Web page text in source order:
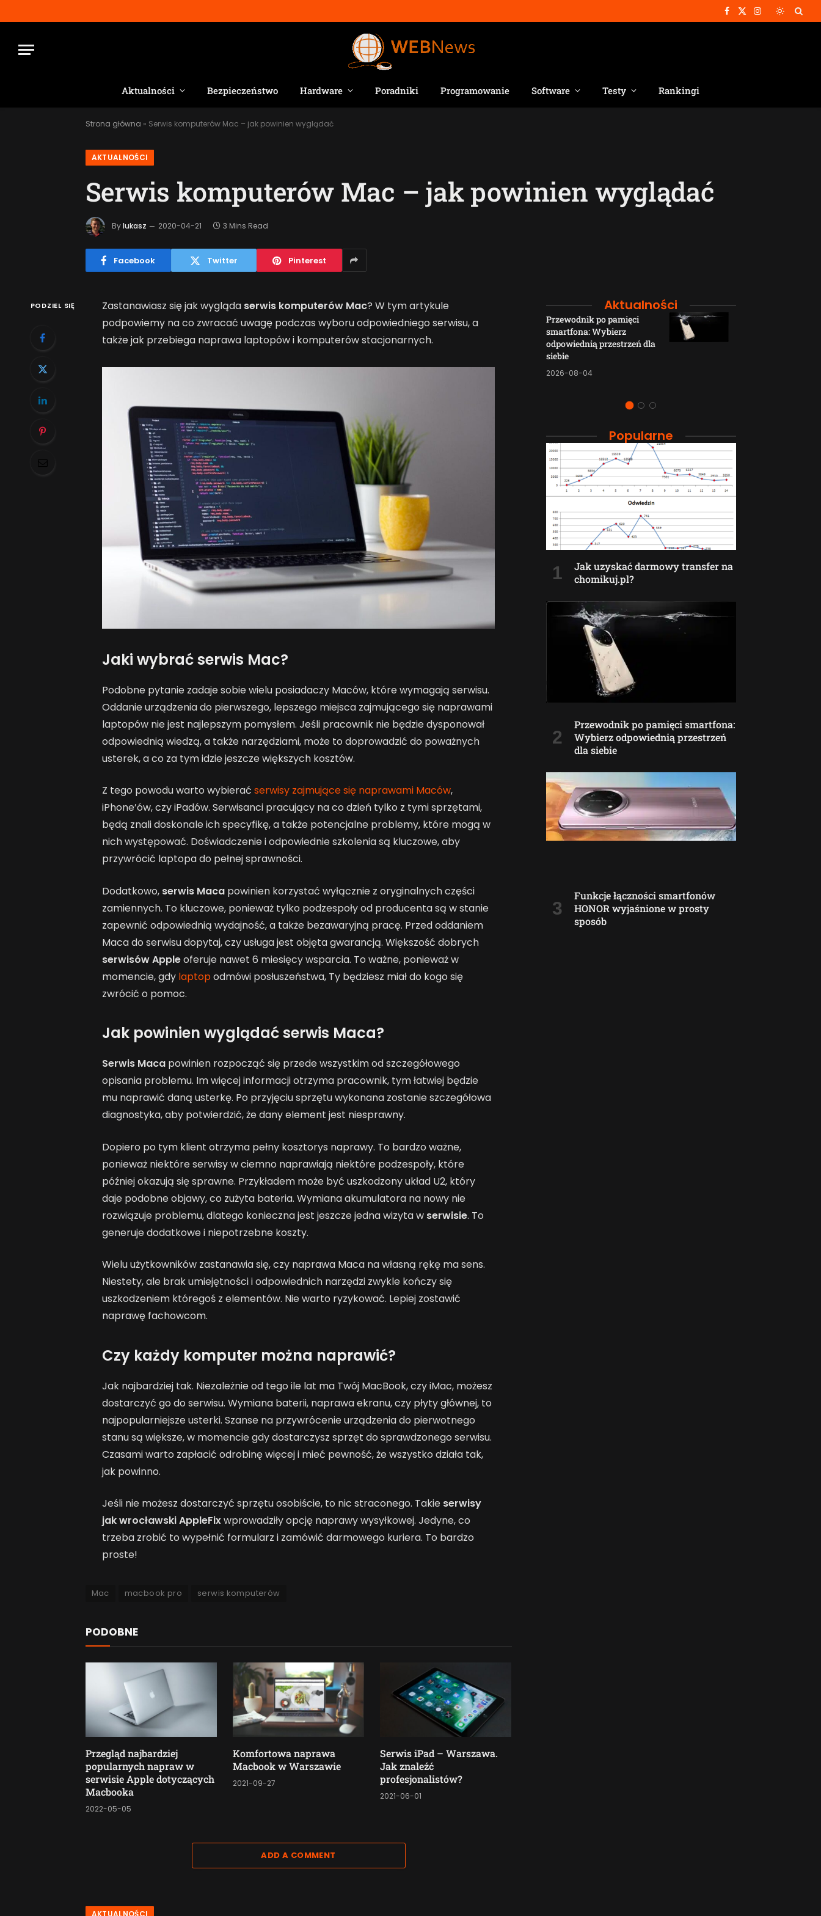
Facebook
X
Instagram
Aktualności Bezpieczeństwo Hardware Poradniki Programowanie Software Testy Rankingi
Strona główna » Serwis komputerów Mac – jak powinien wyglądać
AKTUALNOŚCI
Serwis komputerów Mac – jak powinien wyglądać
By lukasz 2020-04-21 3 Mins Read
Facebook Twitter Pinterest
PODZIEL SIĘ Zastanawiasz się jak wygląda serwis komputerów Mac? W tym artykule
podpowiemy na co zwracać uwagę podczas wyboru odpowiedniego serwisu, a
także jak przebiega naprawa laptopów i komputerów stacjonarnych.
Jaki wybrać serwis Mac?
Podobne pytanie zadaje sobie wielu posiadaczy Maców, które wymagają serwisu.
Oddanie urządzenia do pierwszego, lepszego miejsca zajmującego się naprawami
laptopów nie jest najlepszym pomysłem. Jeśli pracownik nie będzie dysponował
odpowiednią wiedzą, a także narzędziami, może to doprowadzić do poważnych
usterek, a co za tym idzie jeszcze większych kosztów.
Z tego powodu warto wybierać serwisy zajmujące się naprawami Maców,
iPhone’ów, czy iPadów. Serwisanci pracujący na co dzień tylko z tymi sprzętami,
będą znali doskonale ich specyfikę, a także potencjalne problemy, które mogą w
nich występować. Doświadczenie i odpowiednie szkolenia są kluczowe, aby
przywrócić laptopa do pełnej sprawności.
Dodatkowo, serwis Macapowinien korzystać wyłącznie z oryginalnych części
zamiennych. To kluczowe, ponieważ tylko podzespoły od producenta są w stanie
zapewnić odpowiednią wydajność, a także bezawaryjną pracę. Przed oddaniem
Maca do serwisu dopytaj, czy usługa jest objęta gwarancją. Większość dobrych
serwisów Appleoferuje nawet 6 miesięcy wsparcia. To ważne, ponieważ w
momencie, gdy laptopodmówi posłuszeństwa, Ty będziesz miał do kogo się
zwrócić o pomoc.
Jak powinien wyglądać serwis Maca?
Serwis Maca powinien rozpocząć się przede wszystkim od szczegółowego
opisania problemu. Im więcej informacji otrzyma pracownik, tym łatwiej będzie
mu naprawić daną usterkę. Po przyjęciu sprzętu wykonana zostanie szczegółowa
diagnostyka, aby potwierdzić, że dany element jest niesprawny.
Dopiero po tym klient otrzyma pełny kosztorys naprawy. To bardzo ważne,
ponieważ niektóre serwisy w ciemno naprawiają niektóre podzespoły, które
później okazują się sprawne. Przykładem może być uszkodzony układ U2, który
daje podobne objawy, co zużyta bateria. Wymiana akumulatora na nowy nie
rozwiązuje problemu, dlatego konieczna jest jeszcze jedna wizyta w serwisie. To
generuje dodatkowe i niepotrzebne koszty.
Wielu użytkowników zastanawia się, czy naprawa Maca na własną rękę ma sens.
Niestety, ale brak umiejętności i odpowiednich narzędzi zwykle kończy się
uszkodzeniem któregoś z elementów. Nie warto ryzykować. Lepiej zostawić
naprawę fachowcom.
Czy każdy komputer można naprawić?
Jak najbardziej tak. Niezależnie od tego ile lat ma Twój MacBook, czy iMac, możesz
dostarczyć go do serwisu. Wymiana baterii, naprawa ekranu, czy płyty głównej, to
najpopularniejsze usterki. Szanse na przywrócenie urządzenia do pierwotnego
stanu są większe, w momencie gdy dostarczysz sprzęt do sprawdzonego serwisu.
Czasami warto zapłacić odrobinę więcej i mieć pewność, że wszystko działa tak,
jak powinno.
Jeśli nie możesz dostarczyć sprzętu osobiście, to nic straconego. Takie serwisy
jak wrocławski AppleFixwprowadziły opcję naprawy wysyłkowej. Jedyne, co
trzeba zrobić to wypełnić formularz i zamówić darmowego kuriera. To bardzo
proste!
Mac macbook pro serwis komputerów
PODOBNE
Przegląd najbardziej
popularnych napraw w
serwisie Apple dotyczących
Macbooka
2022-05-05
Komfortowa naprawa
Macbook w Warszawie
2021-09-27
Serwis iPad – Warszawa.
Jak znaleźć
profesjonalistów?
2021-06-01
ADD A COMMENT
Aktualności
Jak AI zmienia e-
commerce?
Przewodnik po pamięci
smartfona: Wybierz
odpowiednią przestrzeń dla
siebie
2026-08-04
Popularne
Jak uzyskać darmowy transfer na
chomikuj.pl?
Przewodnik po pamięci smartfona:
Wybierz odpowiednią przestrzeń
dla siebie
Funkcje łączności smartfonów
HONOR wyjaśnione w prosty
sposób
AKTUALNOŚCI